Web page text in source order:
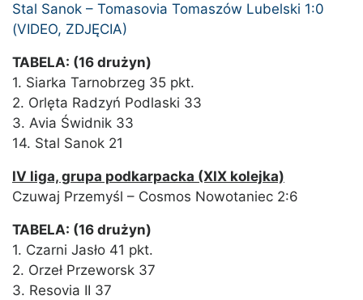
Stal Sanok – Tomasovia Tomaszów Lubelski 1:0
(VIDEO, ZDJĘCIA)
TABELA: (16 drużyn)
1. Siarka Tarnobrzeg 35 pkt.
2. Orlęta Radzyń Podlaski 33
3. Avia Świdnik 33
14. Stal Sanok 21
IV liga, grupa podkarpacka (XIX kolejka)
Czuwaj Przemyśl – Cosmos Nowotaniec 2:6
TABELA: (16 drużyn)
1. Czarni Jasło 41 pkt.
2. Orzeł Przeworsk 37
3. Resovia II 37